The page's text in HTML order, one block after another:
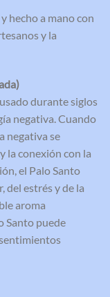
hecho a mano con
y la
durante siglos
negativa. Cuando
negativa se
la conexión con la
el Palo Santo
del estrés y de la
aroma
Santo puede